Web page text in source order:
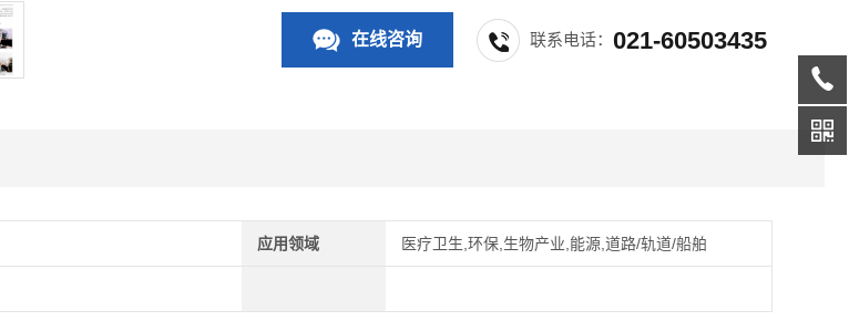
在线咨询 联系电话：021-60503435
应用领域 医疗卫生,环保,生物产业,能源,道路/轨道/船舶